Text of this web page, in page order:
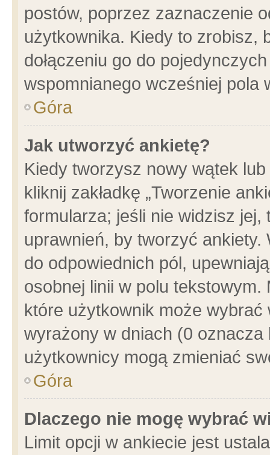
postów, poprzez zaznaczenie
użytkownika. Kiedy to zrobisz,
dołączeniu go do
wspomnianego wcześniej pola
Góra
Jak utworzyć ankietę?
Kiedy tworzysz nowy wątek
kliknij zakładkę „Tworzenie
formularza; jeśli nie widzisz
uprawnień, by tworzyć ankiety.
do odpowiednich pól,
osobnej linii w polu
które użytkownik może
wyrażony w dniach (0
użytkownicy mogą zmieniać
Góra
Dlaczego nie mogę wybrać
Limit opcji w ankiecie jest